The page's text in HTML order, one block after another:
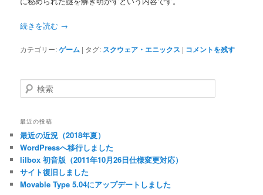
続きを読む →
カテゴリー:ゲーム | タグ: スクウェア・エニックス | コメントを残す
検
索
最近の投稿
最近の近況（2018年夏）
WordPressへ移行しました
lilbox 初音版（2011年10月26日仕様変更対応）
サイト復旧しました
Movable Type 5.04にアップデートしました